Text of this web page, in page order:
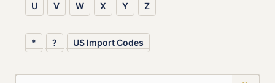
U V W X Y Z
* ? US Import Codes